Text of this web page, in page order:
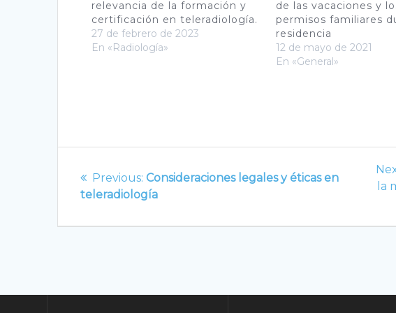
relevancia de la formación y
certificación en teleradiología.
27 de febrero de 2023
En «Radiología»
de las vacaciones y
permisos familiares
residencia
12 de mayo de 2021
En «General»
Navegación
de
entradas
Previous: Previous
post:
Consideraciones legales y éticas en
teleradiología
la